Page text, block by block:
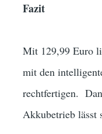
Fazit
Mit 129,99 Euro
mit den
rechtfertigen.
Akkubetrieb lässt